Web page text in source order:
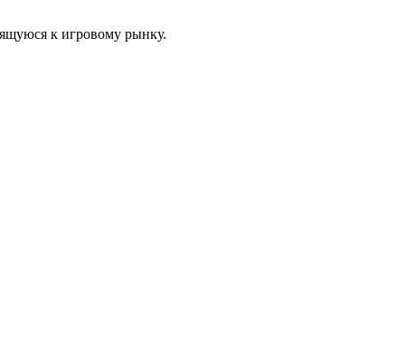
к игровому рынку.